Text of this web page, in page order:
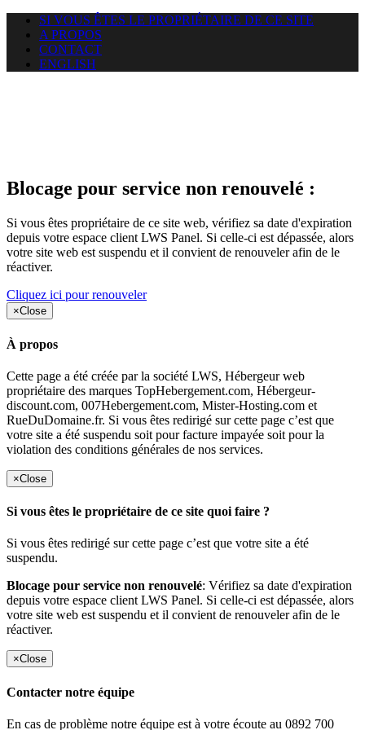
SI VOUS ÊTES LE PROPRIÉTAIRE DE CE SITE
A PROPOS
CONTACT
ENGLISH
Blocage pour service non renouvelé :
Si vous êtes propriétaire de ce site web, vérifiez sa date d'expiration
depuis votre espace client LWS Panel. Si celle-ci est dépassée, alors
votre site web est suspendu et il convient de renouveler afin de le
réactiver.
Cliquez ici pour renouveler
×Close
À propos
Cette page a été créée par la société LWS, Hébergeur web
propriétaire des marques TopHebergement.com, Hébergeur-
discount.com, 007Hebergement.com, Mister-Hosting.com et
RueDuDomaine.fr. Si vous êtes redirigé sur cette page c’est que
votre site a été suspendu soit pour facture impayée soit pour la
violation des conditions générales de nos services.
×Close
Si vous êtes le propriétaire de ce site quoi faire ?
Si vous êtes redirigé sur cette page c’est que votre site a été
suspendu.
Blocage pour service non renouvelé: Vérifiez sa date d'expiration
depuis votre espace client LWS Panel. Si celle-ci est dépassée, alors
votre site web est suspendu et il convient de renouveler afin de le
réactiver.
×Close
Contacter notre équipe
En cas de problème notre équipe est à votre écoute au 0892 700